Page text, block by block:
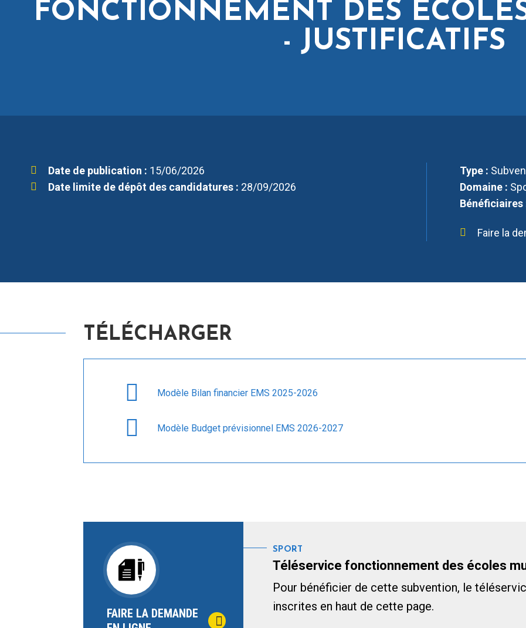
FONCTIONNEMENT DES
- JUSTIFICATIFS
Date de publication : 15/06/2026
Date limite de dépôt des candidatures : 28/09/2026
Type :
Domaine :
Bénéficiaires
Faire la
TÉLÉCHARGER
Modèle Bilan financier EMS 2025-2026
Modèle Budget prévisionnel EMS 2026-2027
FAIRE LA DEMANDE
SPORT
Téléservice fonctionnement des écoles
Pour bénéficier de cette subvention, le
inscrites en haut de cette page.